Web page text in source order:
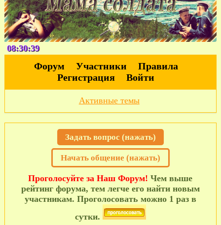
08:30:40
Форум Участники
Правила
Регистрация
Войти
Активные темы
Задать вопрос (нажать)
Начать общение (нажать)
Проголосуйте за Наш Форум! Чем выше
рейтинг форума, тем легче его найти новым
участникам. Проголосовать можно 1 раз в
сутки.